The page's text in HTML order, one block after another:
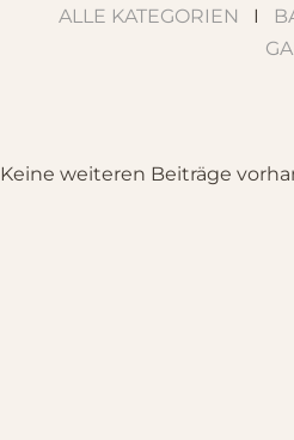
ALLE KATEGORIEN I
Keine weiteren Beiträge